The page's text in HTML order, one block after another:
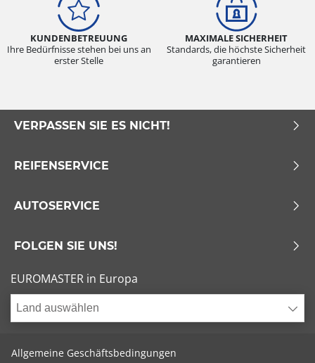
KUNDENBETREUUNG
Ihre Bedürfnisse stehen bei uns an
erster Stelle
MAXIMALE SICHERHEIT
Standards, die höchste Sicherheit
garantieren
VERPASSEN SIE ES NICHT!
REIFENSERVICE
AUTOSERVICE
FOLGEN SIE UNS!
EUROMASTER in Europa
Land auswählen
Allgemeine Geschäftsbedingungen